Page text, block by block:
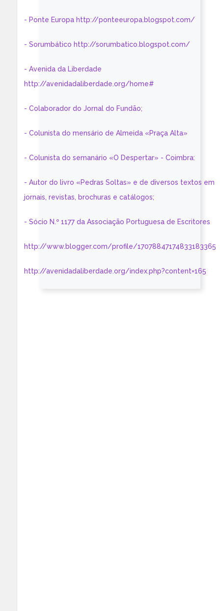
- Ponte Europa http://ponteeuropa.blogspot.com/
- Sorumbático http://sorumbatico.blogspot.com/
- Avenida da Liberdade
http://avenidadaliberdade.org/home#
- Colaborador do Jornal do Fundão;
- Colunista do mensário de Almeida «Praça Alta»
- Colunista do semanário «O Despertar» - Coimbra:
- Autor do livro «Pedras Soltas» e de diversos textos em
jornais, revistas, brochuras e catálogos;
- Sócio N.º 1177 da Associação Portuguesa de Escritores
http://www.blogger.com/profile/17078847174833183365
http://avenidadaliberdade.org/index.php?content=165